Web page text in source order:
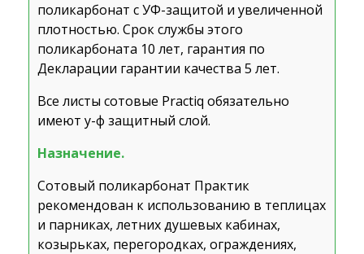
поликарбонат с УФ-защитой и увеличенной
плотностью. Срок службы этого
поликарбоната 10 лет, гарантия по
Декларации гарантии качества 5 лет.
Все листы сотовые Practiq обязательно
имеют у-ф защитный слой.
Назначение.
Сотовый поликарбонат Практик
рекомендован к использованию в теплицах
и парниках, летних душевых кабинах,
козырьках, перегородках, ограждениях,